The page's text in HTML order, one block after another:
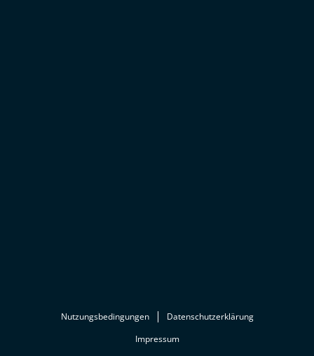
Nutzungsbedingungen
Datenschutzerklärung
Impressum